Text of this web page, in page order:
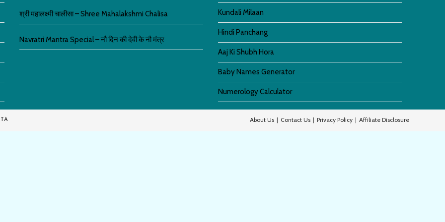
श्री महालक्ष्मी चालीसा – Shree Mahalakshmi Chalisa
Navratri Mantra Special – नौ दिन की देवी के नौ मंत्र
Kundali Milaan
Hindi Panchang
Aaj Ki Shubh Hora
Baby Names Generator
Numerology Calculator
About Us Contact Us Privacy Policy Affiliate Disclosure